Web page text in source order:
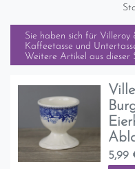
Sie haben sich für Villeroy
Kaffeetasse und
Weitere Artikel aus dieser
5,99